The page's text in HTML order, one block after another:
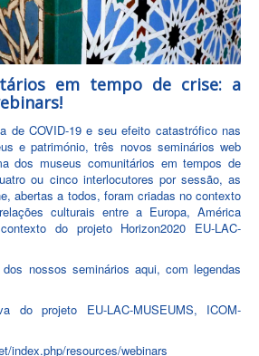
em tempo de crise: a
de COVID-19 e seu efeito catastrófico nas
e património, três novos seminários web
dos museus comunitários em tempos de
ou cinco interlocutores por sessão, as
abertas a todos, foram criadas no contexto
culturais entre a Europa, América
do projeto Horizon2020 EU-LAC-
nossos seminários aqui, com legendas
do projeto EU-LAC-MUSEUMS, ICOM-
index.php/resources/webinars